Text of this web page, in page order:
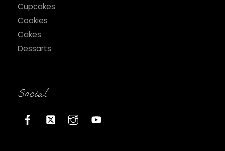
Cupcakes
Cookies
Cakes
Dessarts
Social